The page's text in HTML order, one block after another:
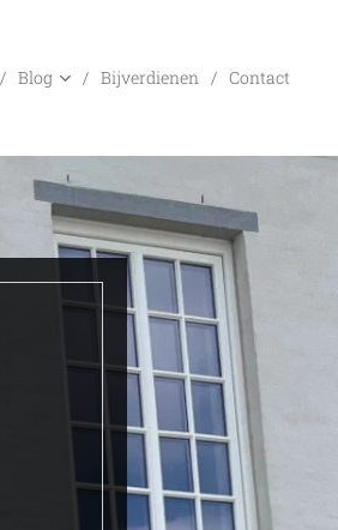
Blog Bijverdienen Contact